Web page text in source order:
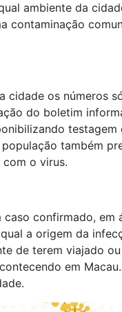
ambiente da
contaminação
cidade os números
do boletim
testagem
também
o virus.
confirmado, em
a origem da
de terem viajado
em